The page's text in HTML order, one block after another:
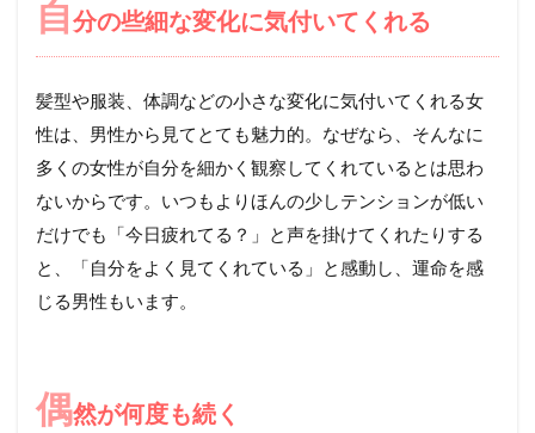
自分の些細な変化に気付いてくれる
髪型や服装、体調などの小さな変化に気付いてくれる女
性は、男性から見てとても魅力的。なぜなら、そんなに
多くの女性が自分を細かく観察してくれているとは思わ
ないからです。いつもよりほんの少しテンションが低い
だけでも「今日疲れてる？」と声を掛けてくれたりする
と、「自分をよく見てくれている」と感動し、運命を感
じる男性もいます。
偶然が何度も続く